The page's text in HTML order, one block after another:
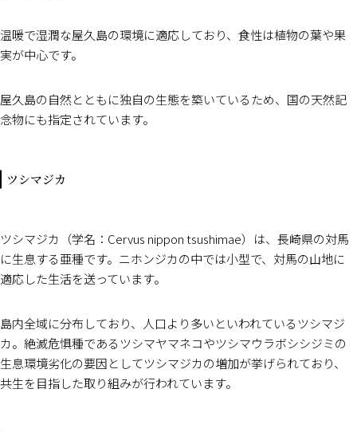
温暖で湿潤な屋久島の環境に適応しており、食性は植物の葉や果
実が中心です。
屋久島の自然とともに独自の生態を築いているため、国の天然記
念物にも指定されています。
ツシマジカ
ツシマジカ（学名：Cervus nippon tsushimae）は、長崎県の対馬
に生息する亜種です。ニホンジカの中では小型で、対馬の山地に
適応した生活を送っています。
島内全域に分布しており、人口より多いといわれているツシマジ
カ。絶滅危惧種であるツシマヤマネコやツシマウラボシシジミの
生息環境劣化の要因としてツシマジカの増加が挙げられており、
共生を目指した取り組みが行われています。